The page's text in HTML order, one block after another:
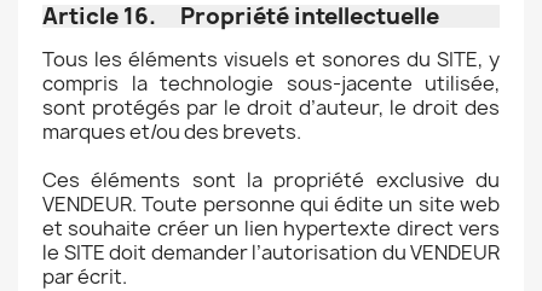
Article 16. Propriété intellectuelle
Tous les éléments visuels et sonores du SITE, y
compris la technologie sous-jacente utilisée,
sont protégés par le droit d’auteur, le droit des
marques et/ou des brevets.
Ces éléments sont la propriété exclusive du
VENDEUR. Toute personne qui édite un site web
et souhaite créer un lien hypertexte direct vers
le SITE doit demander l’autorisation du VENDEUR
par écrit.